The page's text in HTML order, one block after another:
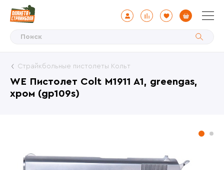
WE Пистолет Colt M1911 A1, greengas,
хром (gp109s)
Страйкбольные пистолеты Кольт